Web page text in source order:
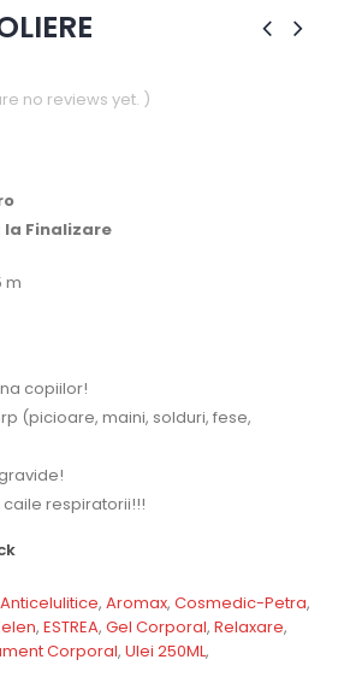
no reviews yet. )
Finalizare
m
copiilor!
(picioare, maini, solduri, fese,
respiratorii!!!
Anticelulitice, Aromax, Cosmedic-Petra,
, ESTREA, Gel Corporal, Relaxare,
Corporal, Ulei 250ML,